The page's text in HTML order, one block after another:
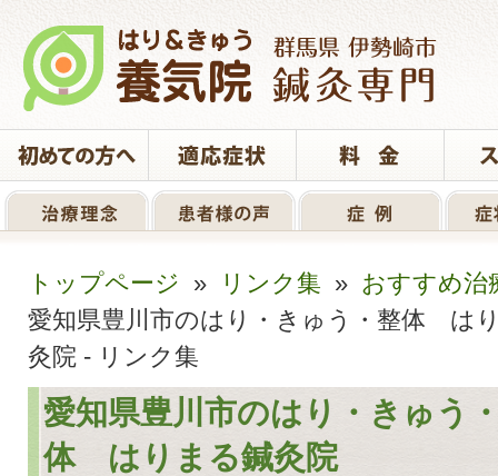
トップページ » リンク集 » おすすめ治
愛知県豊川市のはり・きゅう・整体 は
灸院 - リンク集
愛知県豊川市のはり・きゅう
体 はりまる鍼灸院